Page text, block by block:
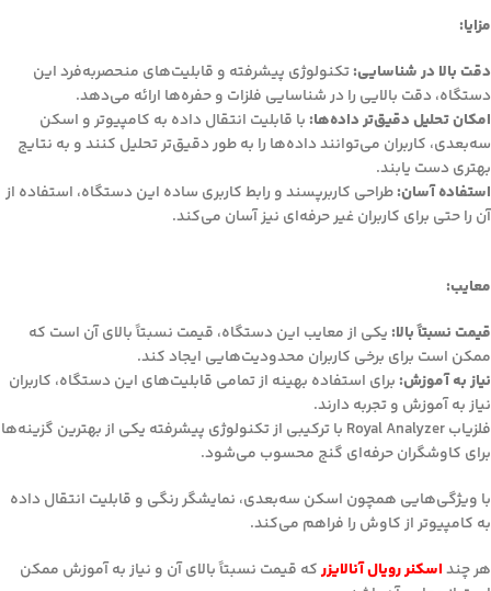
مزایا:
دقت بالا در شناسایی:تکنولوژی پیشرفته و قابلیت‌های منحصربه‌فرد این
دستگاه، دقت بالایی را در شناسایی فلزات و حفره‌ها ارائه می‌دهد.
امکان تحلیل دقیق‌تر داده‌ها: با قابلیت انتقال داده به کامپیوتر و اسکن
سه‌بعدی، کاربران می‌توانند داده‌ها را به طور دقیق‌تر تحلیل کنند و به نتایج
بهتری دست یابند.
استفاده آسان:طراحی کاربرپسند و رابط کاربری ساده این دستگاه، استفاده از
آن را حتی برای کاربران غیر حرفه‌ای نیز آسان می‌کند.
معایب:
قیمت نسبتاً بالا: یکی از معایب این دستگاه، قیمت نسبتاً بالای آن است که
ممکن است برای برخی کاربران محدودیت‌هایی ایجاد کند.
نیاز به آموزش: برای استفاده بهینه از تمامی قابلیت‌های این دستگاه، کاربران
نیاز به آموزش و تجربه دارند.
فلزیاب Royal Analyzer با ترکیبی از تکنولوژی پیشرفته یکی از بهترین گزینه‌ها
برای کاوشگران حرفه‌ای گنج محسوب می‌شود.
با ویژگی‌هایی همچون اسکن سه‌بعدی، نمایشگر رنگی و قابلیت انتقال داده
به کامپیوتر از کاوش را فراهم می‌کند.
هر چنداسکنر رویال آنالایزرکه قیمت نسبتاً بالای آن و نیاز به آموزش ممکن